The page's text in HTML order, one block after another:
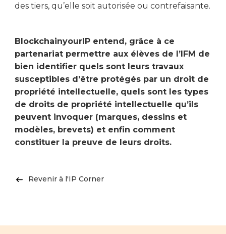
des tiers, qu’elle soit autorisée ou contrefaisante.
BlockchainyourIP entend, grâce à ce
partenariat permettre aux élèves de l’IFM de
bien identifier quels sont leurs travaux
susceptibles d’être protégés par un droit de
propriété intellectuelle, quels sont les types
de droits de propriété intellectuelle qu’ils
peuvent invoquer (marques, dessins et
modèles, brevets) et enfin comment
constituer la preuve de leurs droits.
Revenir à l'IP Corner